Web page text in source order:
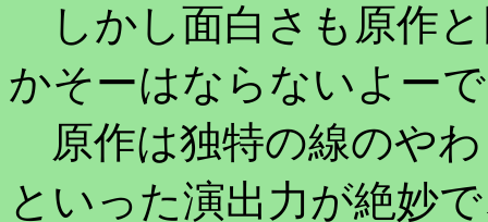
しかし面白さも原作
かそーはならないよー
原作は独特の線のや
といった演出力が絶妙